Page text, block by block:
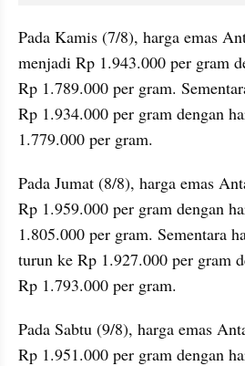
Pada Kamis (7/8), harga emas
menjadi Rp 1.943.000 per gram
Rp 1.789.000 per gram.
Rp 1.934.000 per gram dengan
1.779.000 per gram.
Pada Jumat (8/8), harga emas
Rp 1.959.000 per gram dengan
1.805.000 per gram. Sementara
turun ke Rp 1.927.000 per gram
Rp 1.793.000 per gram.
Pada Sabtu (9/8), harga emas
Rp 1.951.000 per gram dengan